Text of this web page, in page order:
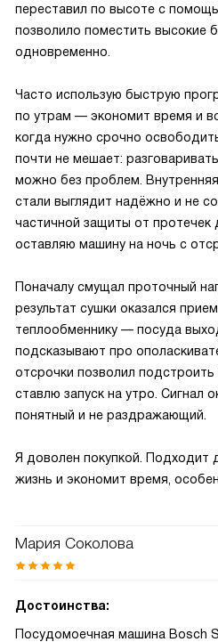
переставил по высоте с
позволило поместить высокие
одновременно.
Часто использую быструю
по утрам — экономит время и
когда нужно срочно
почти не мешает:
можно без проблем.
стали выглядит надёжно и не
частичной защиты от протечек
оставляю машину на ночь с
Поначалу смущал проточный
результат сушки оказался
теплообменнику — посуда
подсказывают про
отсрочки позволил
ставлю запуск на утро. Сигнал
понятный и не раздражающий.
Я доволен покупкой. Подходит
жизнь и экономит время,
Мария Соколова
Достоинства:
Посудомоечная машина Bosch